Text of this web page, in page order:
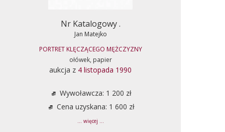
Nr Katalogowy .
Jan Matejko
PORTRET KLĘCZĄCEGO MĘŻCZYZNY
ołówek, papier
aukcja z 4 listopada 1990
Wywoławcza: 1 200 zł
Cena uzyskana: 1 600 zł
... więcej ...